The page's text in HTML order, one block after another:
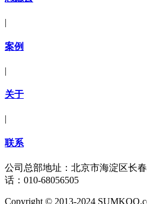
|
案例
|
关于
联系
公司总部地址：北京市海淀区长
话：010-68056505
Copyright © 2013-2024